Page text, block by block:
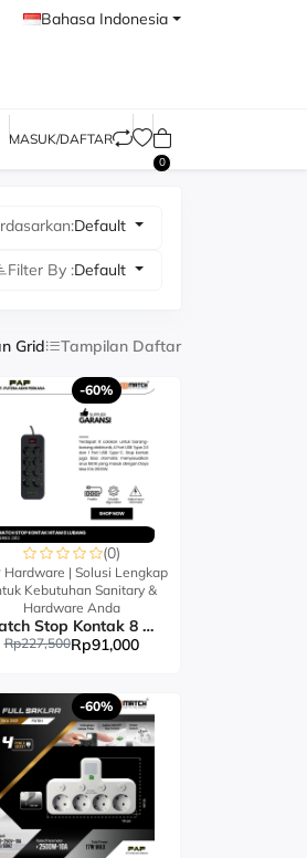
Bahasa Indonesia
MASUK/DAFTAR
0
Default
Filter By :Default
Grid Tampilan Daftar
-60%
(0)
Hardware | Solusi Lengkap
Kebutuhan Sanitary &
Hardware Anda
Match Stop Kontak 8 Lubang USB 2M
Rp227,500Rp91,000
-60%